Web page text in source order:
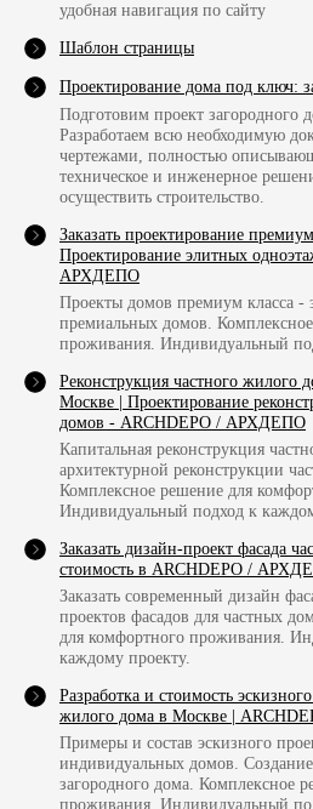
удобная навигация по сайту
Шаблон страницы
Проектирование дома под ключ:
Подготовим проект загородного
Разработаем всю необходимую
чертежами, полностью
техническое и инженерное
осуществить строительство.
Заказать проектирование
Проектирование элитных
АРХДЕПО
Проекты домов премиум класса -
премиальных домов.
проживания. Индивидуальный
Реконструкция частного жилого
Москве | Проектирование
домов - ARCHDEPO / АРХДЕПО
Капитальная реконструкция
архитектурной реконструкции
Комплексное решение для
Индивидуальный подход к
Заказать дизайн-проект фасада
cтоимость в ARCHDEPO /
Заказать современный дизайн
проектов фасадов для частных
для комфортного проживания.
каждому проекту.
Разработка и стоимость
жилого дома в Москве |
Примеры и состав эскизного
индивидуальных домов. Создание
загородного дома. Комплексное
проживания. Индивидуальный